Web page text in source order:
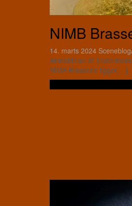
NIMB
14. marts 2024 Sceneblog
Anmeldelse af
NIMB Brasserie ligger[…]